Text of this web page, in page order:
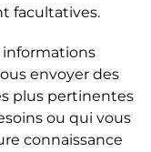
facultatives.
informations
envoyer des
plus pertinentes
ou qui vous
connaissance